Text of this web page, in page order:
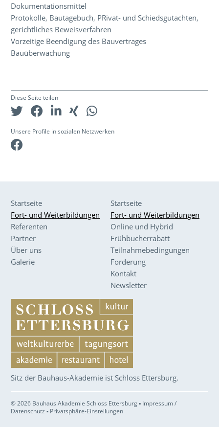
Dokumentationsmittel
Protokolle, Bautagebuch, PRivat- und Schiedsgutachten,
gerichtliches Beweisverfahren
Vorzeitige Beendigung des Bauvertrages
Bauüberwachung
Diese Seite teilen
Unsere Profile in sozialen Netzwerken
Startseite
Fort- und Weiterbildungen
Referenten
Partner
Über uns
Galerie
Startseite
Fort- und Weiterbildungen
Online und Hybrid
Frühbucherrabatt
Teilnahmebedingungen
Förderung
Kontakt
Newsletter
Sitz der Bauhaus-Akademie ist Schloss Ettersburg.
© 2026 Bauhaus Akademie Schloss Ettersburg ▪ Impressum /
Datenschutz ▪ Privatsphäre-Einstellungen